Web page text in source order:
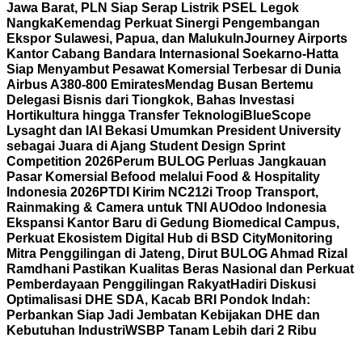
Jawa Barat, PLN Siap Serap Listrik PSEL Legok
NangkaKemendag Perkuat Sinergi Pengembangan
Ekspor Sulawesi, Papua, dan Maluku InJourney Airports
Kantor Cabang Bandara Internasional Soekarno-Hatta
Siap Menyambut Pesawat Komersial Terbesar di Dunia
Airbus A380-800 EmiratesMendag Busan Bertemu
Delegasi Bisnis dari Tiongkok, Bahas Investasi
Hortikultura hingga Transfer TeknologiBlueScope
Lysaght dan IAI Bekasi Umumkan President University
sebagai Juara di Ajang Student Design Sprint
Competition 2026Perum BULOG Perluas Jangkauan
Pasar Komersial Befood melalui Food & Hospitality
Indonesia 2026PTDI Kirim NC212i Troop Transport,
Rainmaking & Camera untuk TNI AUOdoo Indonesia
Ekspansi Kantor Baru di Gedung Biomedical Campus,
Perkuat Ekosistem Digital Hub di BSD CityMonitoring
Mitra Penggilingan di Jateng, Dirut BULOG Ahmad Rizal
Ramdhani Pastikan Kualitas Beras Nasional dan Perkuat
Pemberdayaan Penggilingan RakyatHadiri Diskusi
Optimalisasi DHE SDA, Kacab BRI Pondok Indah:
Perbankan Siap Jadi Jembatan Kebijakan DHE dan
Kebutuhan IndustriWSBP Tanam Lebih dari 2 Ribu